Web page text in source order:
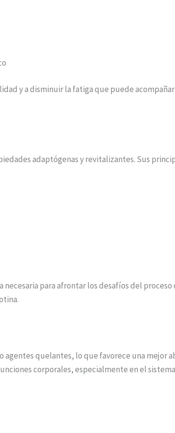
y a disminuir la fatiga que puede acompañar
adaptógenas y revitalizantes. Sus
para afrontar los desafíos del
agentes quelantes, lo que favorece una mejor
corporales, especialmente en el